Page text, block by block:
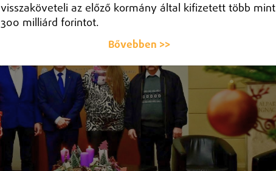
visszaköveteli az előző kormány által kifizetett több mint
300 milliárd forintot.
Bővebben >>